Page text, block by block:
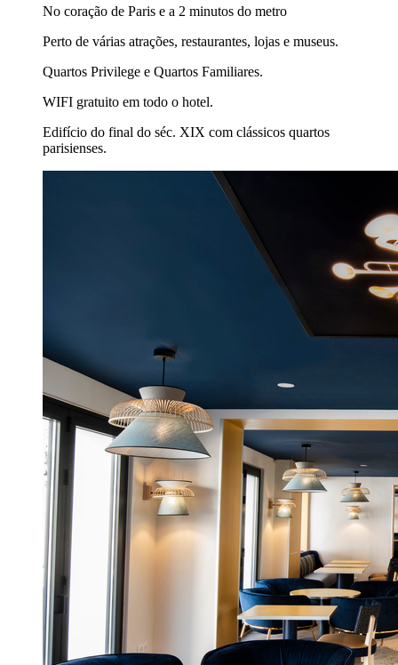
No coração de Paris e a 2 minutos do metro
Perto de várias atrações, restaurantes, lojas e museus.
Quartos Privilege e Quartos Familiares.
WIFI gratuito em todo o hotel.
Edifício do final do séc. XIX com clássicos quartos
parisienses.